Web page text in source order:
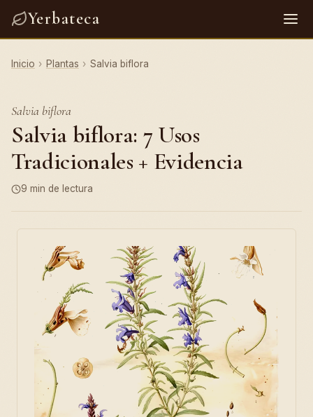
Yerbateca
Inicio › Plantas › Salvia biflora
Salvia biflora
Salvia biflora: 7 Usos
Tradicionales + Evidencia
9 min de lectura